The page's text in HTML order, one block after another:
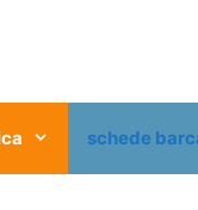
schede